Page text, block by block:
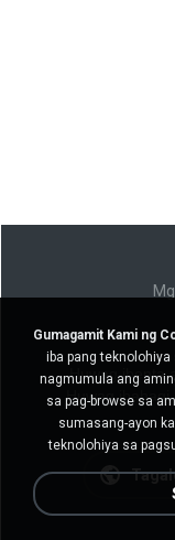
Huwag ibenta
Huwag ibahagi
Gumagamit Kami ng
iba pang
nagmumula ang
sa pag-browse sa
sumasang-ayon
teknolohiya sa